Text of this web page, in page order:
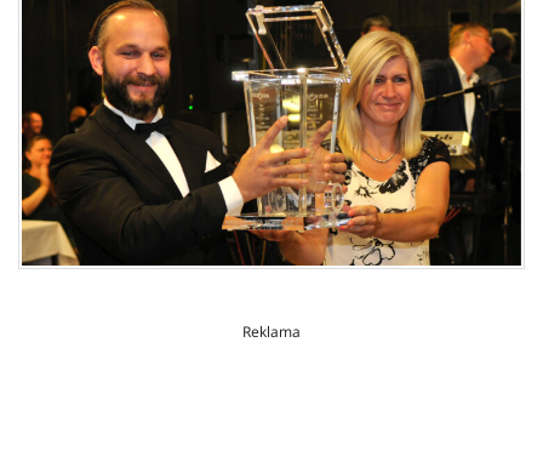
Reklama